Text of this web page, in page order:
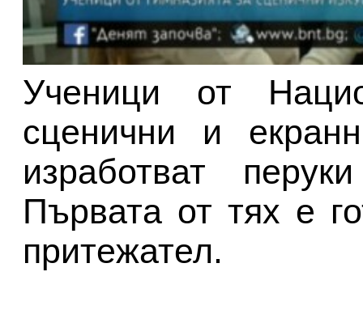
Ученици от
сценични и
изработват
Първата от тях е
притежател.